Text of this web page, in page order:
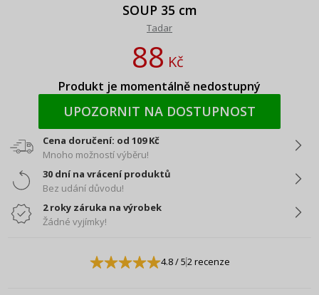
SOUP 35 cm
Tadar
88Kč
Produkt je momentálně nedostupný
UPOZORNIT NA DOSTUPNOST
Cena doručení: od 109 Kč
Mnoho možností výběru!
30 dní na vrácení produktů
Bez udání důvodu!
2 roky záruka na výrobek
Žádné vyjímky!
4.8/ 52 recenze